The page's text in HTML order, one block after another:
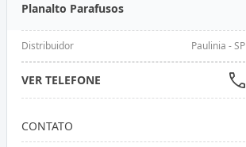
Planalto Parafusos
Distribuidor Paulinia - SP
VER TELEFONE
CONTATO